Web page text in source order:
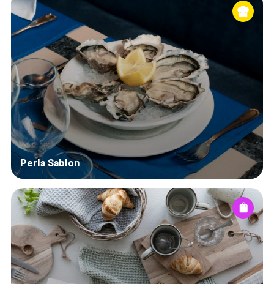
Accueil
Bonnes adresses
Quartiers
Blog
Perla Sablon